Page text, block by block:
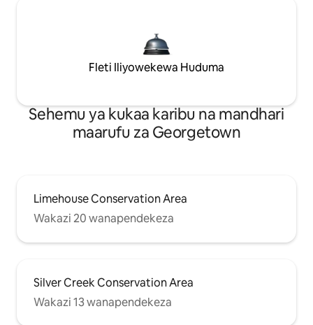
Fleti Iliyowekewa Huduma
Sehemu ya kukaa karibu na mandhari
maarufu za Georgetown
Limehouse Conservation Area
Wakazi 20 wanapendekeza
Silver Creek Conservation Area
Wakazi 13 wanapendekeza